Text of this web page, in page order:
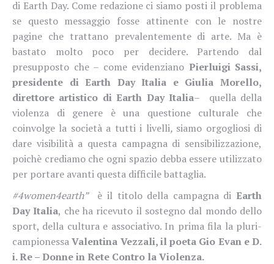
di Earth Day. Come redazione ci siamo posti il problema
se questo messaggio fosse attinente con le nostre
pagine che trattano prevalentemente di arte. Ma è
bastato molto poco per decidere. Partendo dal
presupposto che – come evidenziano Pierluigi Sassi,
presidente di Earth Day Italia e Giulia Morello,
direttore artistico di Earth Day Italia–
quella della
violenza di genere è una questione culturale che
coinvolge la società a tutti i livelli, siamo orgogliosi di
dare visibilità a questa campagna di sensibilizzazione,
poichè crediamo che ogni spazio debba essere utilizzato
per portare avanti questa difficile battaglia.
#4women4earth”
è il titolo della campagna di Earth
Day Italia, che ha ricevuto il sostegno dal mondo dello
sport, della cultura e associativo. In prima fila la pluri-
campionessaValentina Vezzali, il poeta Gio Evan e D.
i. Re – Donne in Rete Contro la Violenza.